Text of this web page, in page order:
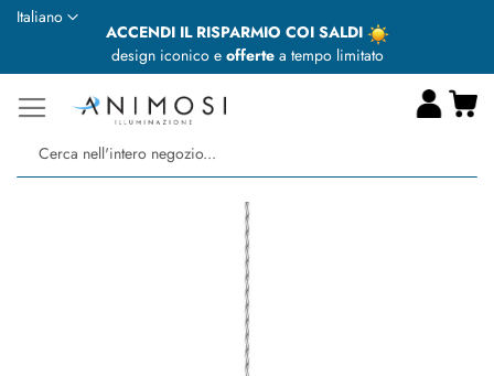
ACCENDI IL RISPARMIO COI SALDI
design iconico e offertea tempo limitato
Lingua
Italiano